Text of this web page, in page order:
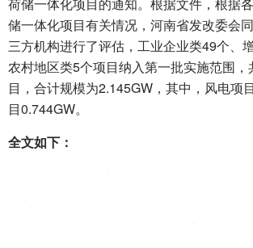
储一体化项目有关情况，河南省发改委会
三方机构进行了评估，工业企业类49个、
农村地区类5个项目纳入第一批实施范围，
目，合计规模为2.145GW，其中，风电项
目0.744GW。
全文如下：